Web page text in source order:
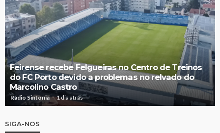
Feirense recebe Felgueiras no Centro de Treinos
do FC Porto devido a problemas no relvado do
Marcolino Castro
Rádio Sintonia 1 dia atrás
SIGA-NOS